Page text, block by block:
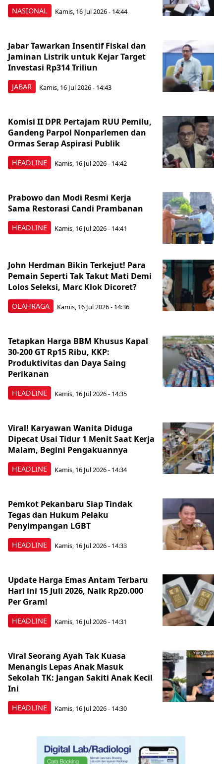
NASIONAL Kamis, 16 Jul 2026 - 14:44
JABAR
Jabar Tawarkan Insentif Fiskal dan
Jaminan Listrik untuk Kejar Target
Investasi Rp314 Triliun
Kamis, 16 Jul 2026 - 14:43
HEADLINE
Komisi II DPR Pertajam RUU Pemilu,
Gandeng Parpol Nonparlemen dan
Ormas Serap Aspirasi Publik
Kamis, 16 Jul 2026 - 14:42
HEADLINE
Prabowo dan Modi Resmi Kerja
Sama Restorasi Candi Prambanan
Kamis, 16 Jul 2026 - 14:41
OLAHRAGA
John Herdman Bikin Terkejut! Para
Pemain Seperti Tak Takut Mati Demi
Lolos Seleksi, Marc Klok Dicoret?
Kamis, 16 Jul 2026 - 14:36
HEADLINE
Tetapkan Harga BBM Khusus Kapal
30-200 GT Rp15 Ribu, KKP:
Produktivitas dan Daya Saing
Perikanan
Kamis, 16 Jul 2026 - 14:35
HEADLINE
Viral! Karyawan Wanita Diduga
Dipecat Usai Tidur 1 Menit Saat Kerja
Malam, Begini Pengakuannya
Kamis, 16 Jul 2026 - 14:34
HEADLINE
Pemkot Pekanbaru Siap Tindak
Tegas dan Hukum Pelaku
Penyimpangan LGBT
Kamis, 16 Jul 2026 - 14:33
HEADLINE
Update Harga Emas Antam Terbaru
Hari ini 15 Juli 2026, Naik Rp20.000
Per Gram!
Kamis, 16 Jul 2026 - 14:31
HEADLINE
Viral Seorang Ayah Tak Kuasa
Menangis Lepas Anak Masuk
Sekolah TK: Jangan Sakiti Anak Kecil
Ini
Kamis, 16 Jul 2026 - 14:30